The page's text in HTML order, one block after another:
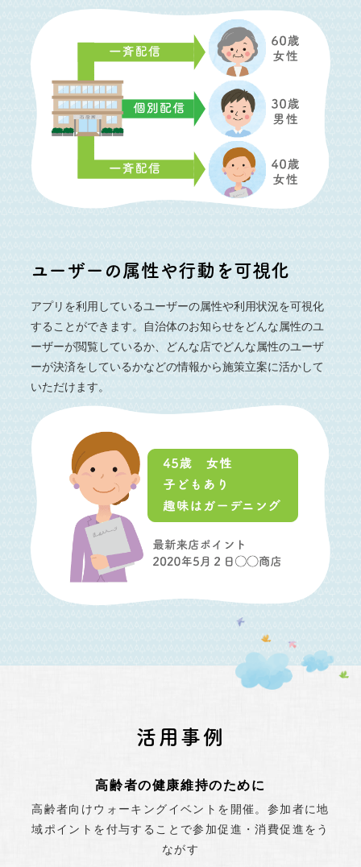
ユーザーの属性や行動を可視化
アプリを利用しているユーザーの属性や利用状況を可視化
することができます。自治体のお知らせをどんな属性のユ
ーザーが閲覧しているか、どんな店でどんな属性のユーザ
ーが決済をしているかなどの情報から施策立案に活かして
いただけます。
活用事例
高齢者の健康維持のために
高齢者向けウォーキングイベントを開催。参加者に地
域ポイントを付与することで参加促進・消費促進をう
ながす